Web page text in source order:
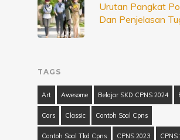
Urutan Pangkat
Dan Penjelasan
TAGS
Art Awesome Belajar SKD CPNS 2024
Cars Classic Contoh Soal Cpns
Contoh Soal Tkd Cpns CPNS 2023 CPNS